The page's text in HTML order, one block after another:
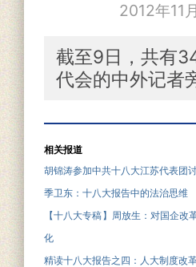
2012年11
截至9日，共有
代会的中外记者
相关报道
胡锦涛参加中共十八大江苏代表团
季卫东：十八大报告中的法治思维
【十八大专稿】周放生：对国企改
化
精读十八大报告之四：人大制度改